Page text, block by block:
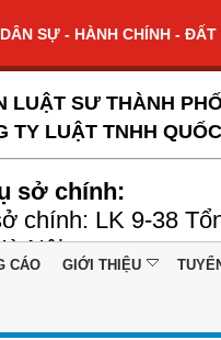
SỰ - HÀNH CHÍNH -
LUẬT SƯ THÀNH
TY LUẬT TNHH
sở chính:
chính: LK 9-38
Nội
CÁO GIỚI THIỆU